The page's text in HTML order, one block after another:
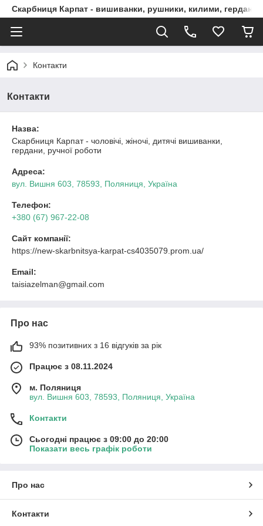
Скарбниця Карпат - вишиванки, рушники, килими, гердани,
Контакти
Контакти
Назва:
Скарбниця Карпат - чоловічі, жіночі, дитячі вишиванки,
гердани, ручної роботи
Адреса:
вул. Вишня 603, 78593, Поляниця, Україна
Телефон:
+380 (67) 967-22-08
Сайт компанії:
https://new-skarbnitsya-karpat-cs4035079.prom.ua/
Email:
taisiazelman@gmail.com
Про нас
93% позитивних з 16 відгуків за рік
Працює з 08.11.2024
м. Поляниця
вул. Вишня 603, 78593, Поляниця, Україна
Контакти
Сьогодні працює з 09:00 до 20:00
Показати весь графік роботи
Про нас
Контакти